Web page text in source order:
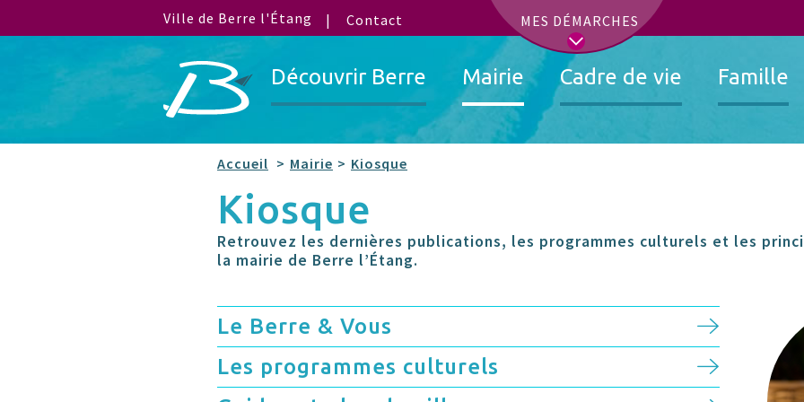
Ville de Berre l'Étang MES DÉMARCHES
Contact
Découvrir Berre Mairie Cadre de vie Famille
Accueil Mairie Kiosque
Kiosque
Retrouvez les dernières publications, les programmes culturels et les
la mairie de Berre l’Étang.
Le Berre & Vous
Les programmes culturels